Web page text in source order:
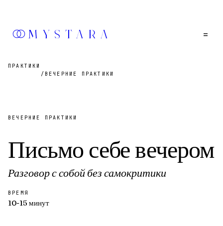
MYSTARA =
ПРАКТИКИ
/ ВЕЧЕРНИЕ ПРАКТИКИ
ВЕЧЕРНИЕ ПРАКТИКИ
Письмо себе вечером
Разговор с собой без самокритики
ВРЕМЯ
10-15 минут